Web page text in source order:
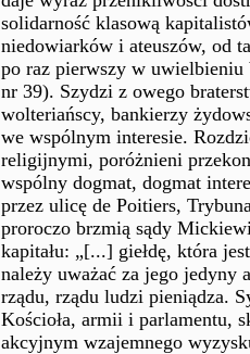
solidarność klasową
niedowiarków i ateuszów, od
po raz pierwszy w
nr 39). Szydzi z owego
wolteriańscy, bankierzy
we wspólnym interesie.
religijnymi, poróżnieni
wspólny dogmat, dogmat
przez ulicę de Poitiers,
proroczo brzmią sądy
kapitału: „[...] giełdę, która
należy uważać za jego jedyny
rządu, rządu ludzi pieniądza.
Kościoła, armii i parlamentu,
akcyjnym wzajemnego